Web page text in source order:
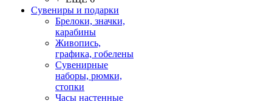
Сувениры и подарки
Брелоки, значки,
карабины
Живопись,
графика, гобелены
Сувенирные
наборы, рюмки,
стопки
Часы настенные